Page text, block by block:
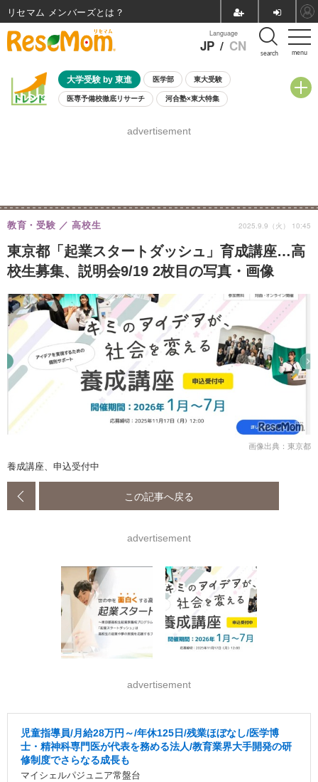
menu
Language
JP / CN search
大学受験 by 東進 医学部 東大受験
医専予備校徹底リサーチ 河合塾×東大特集
8月開催学校説明会・相談会
advertisement
東京都「起業スタートダッシュ」育成講座…高
校生募集、説明会9/19 2枚目の写真・画像
教育・受験 高校生 2025.9.9（火） 10:45
画像出典：東京都
養成講座、申込受付中
この記事へ戻る
advertisement
advertisement
児童指導員/月給28万円～/年休125日/残業ほぼなし/医学博
士・精神科専門医が代表を務める法人/教育業界大手開発の研
修制度でさらなる成長も
マイシェルパジュニア常盤台
リセマム メンバーズ